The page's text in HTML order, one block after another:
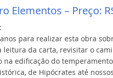
Elementos – Preço:
para realizar esta obra
leitura da carta, revisitar o
na edificação do
de Hipócrates até